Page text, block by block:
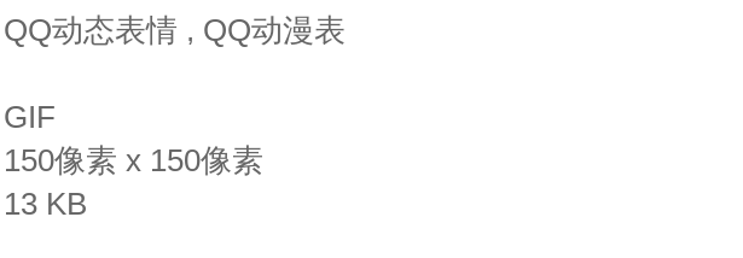
QQ动态表情 , QQ动漫表
GIF
150像素 x 150像素
13 KB